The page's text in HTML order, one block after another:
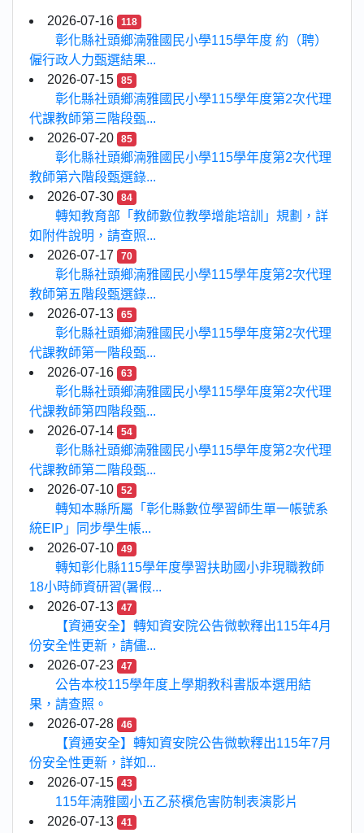
2026-07-16 118
彰化縣社頭鄉湳雅國民小學115學年度 約（聘）
僱行政人力甄選結果...
2026-07-15
85
彰化縣社頭鄉湳雅國民小學115學年度第2次代理
代課教師第三階段甄...
2026-07-20
85
彰化縣社頭鄉湳雅國民小學115學年度第2次代理
教師第六階段甄選錄...
2026-07-30
84
轉知教育部「教師數位教學增能培訓」規劃，詳
如附件說明，請查照...
2026-07-17
70
彰化縣社頭鄉湳雅國民小學115學年度第2次代理
教師第五階段甄選錄...
2026-07-13
65
彰化縣社頭鄉湳雅國民小學115學年度第2次代理
代課教師第一階段甄...
2026-07-16
63
彰化縣社頭鄉湳雅國民小學115學年度第2次代理
代課教師第四階段甄...
2026-07-14
54
彰化縣社頭鄉湳雅國民小學115學年度第2次代理
代課教師第二階段甄...
2026-07-10
52
轉知本縣所屬「彰化縣數位學習師生單一帳號系
統EIP」同步學生帳...
2026-07-10
49
轉知彰化縣115學年度學習扶助國小非現職教師
18小時師資研習(暑假...
2026-07-13
47
【資通安全】轉知資安院公告微軟釋出115年4月
份安全性更新，請儘...
2026-07-23
47
公告本校115學年度上學期教科書版本選用結
果，請查照。
2026-07-28
46
【資通安全】轉知資安院公告微軟釋出115年7月
份安全性更新，詳如...
2026-07-15
43
115年湳雅國小五乙菸檳危害防制表演影片
2026-07-13
41